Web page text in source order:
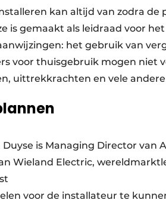
kan altijd van zodra de
is gemaakt als leidraad voor
het gebruik van
voor thuisgebruik mogen niet
uittrekkrachten en vele
is Managing Director van
Wieland Electric,
voor de installateur te